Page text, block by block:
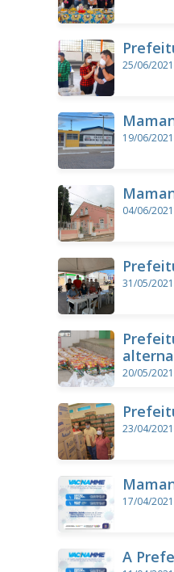
25/06/2021
19/06/2021
04/06/2021
31/05/2021
20/05/2021
23/04/2021
17/04/2021
A